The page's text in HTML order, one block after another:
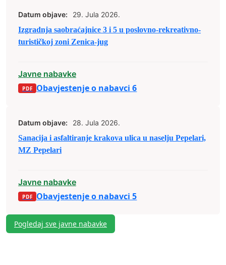
Datum objave:
29. Jula 2026.
Izgradnja saobraćajnice 3 i 5 u poslovno-rekreativno-
turističkoj zoni Zenica-jug
Javne nabavke
Obavjestenje o nabavci 6
Datum objave:
28. Jula 2026.
Sanacija i asfaltiranje krakova ulica u naselju Pepelari,
MZ Pepelari
Javne nabavke
Obavjestenje o nabavci 5
Pogledaj sve javne nabavke